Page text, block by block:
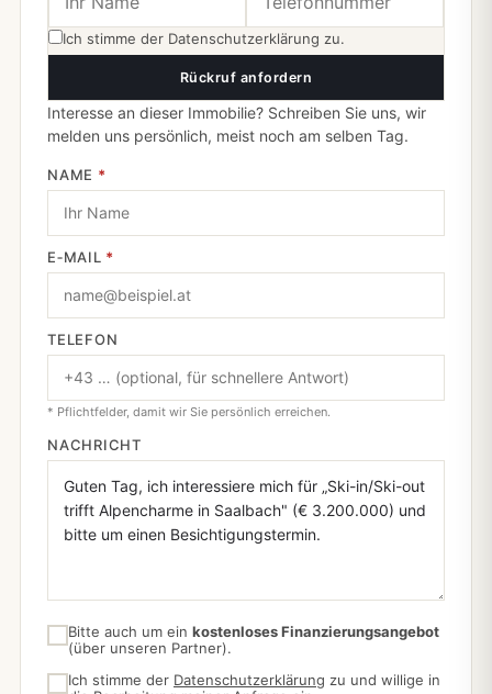
Ich stimme der Datenschutzerklärung zu.
Rückruf anfordern
Interesse an dieser Immobilie? Schreiben Sie uns, wir
melden uns persönlich, meist noch am selben Tag.
NAME *
E‑MAIL *
TELEFON
* Pflichtfelder, damit wir Sie persönlich erreichen.
NACHRICHT
Bitte auch um ein kostenloses Finanzierungsangebot
(über unseren Partner).
Ich stimme der Datenschutzerklärung zu und willige in